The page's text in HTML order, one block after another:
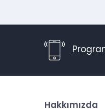
Hakkımızda